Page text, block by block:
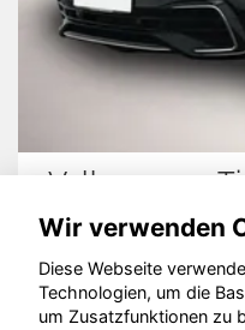
Volkswagen
©
Wir verwenden
Diese Webseite
Technologien, um die
um Zusatzfunktionen zu